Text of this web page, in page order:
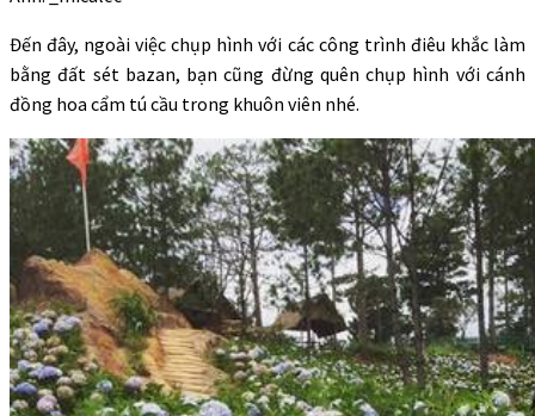
Đến đây, ngoài việc chụp hình với các công trình điêu khắc làm
bằng đất sét bazan, bạn cũng đừng quên chụp hình với cánh
đồng hoa cẩm tú cầu trong khuôn viên nhé.